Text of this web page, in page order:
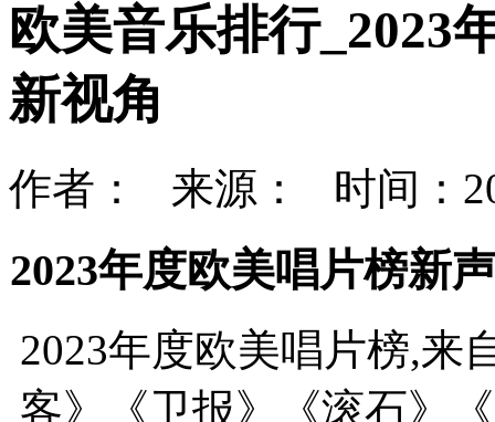
欧美音乐排行_2023
新视角
作者： 来源： 时间：
2023年度欧美唱片榜新
2023年度欧美唱片榜,来
客》《卫报》《滚石》